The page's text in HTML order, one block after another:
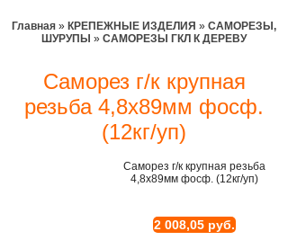
Главная » КРЕПЕЖНЫЕ ИЗДЕЛИЯ » САМОРЕЗЫ,
ШУРУПЫ » САМОРЕЗЫ ГКЛ К ДЕРЕВУ
Саморез г/к крупная
резьба 4,8х89мм фосф.
(12кг/уп)
Саморез г/к крупная резьба
4,8х89мм фосф. (12кг/уп)
2 008,05 руб.